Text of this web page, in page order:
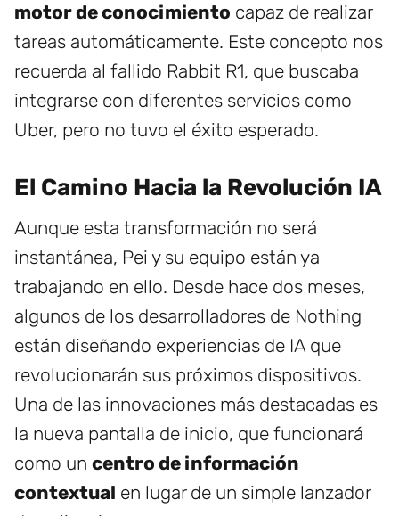
motor de conocimiento capaz de realizar
tareas automáticamente. Este concepto nos
recuerda al fallido Rabbit R1, que buscaba
integrarse con diferentes servicios como
Uber, pero no tuvo el éxito esperado.
El Camino Hacia la Revolución IA
Aunque esta transformación no será
instantánea, Pei y su equipo están ya
trabajando en ello. Desde hace dos meses,
algunos de los desarrolladores de Nothing
están diseñando experiencias de IA que
revolucionarán sus próximos dispositivos.
Una de las innovaciones más destacadas es
la nueva pantalla de inicio, que funcionará
como un centro de información
contextual en lugar de un simple lanzador